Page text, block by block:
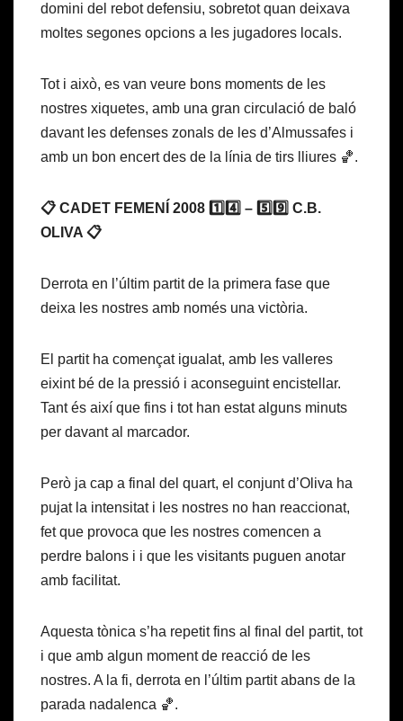
domini del rebot defensiu, sobretot quan deixava
moltes segones opcions a les jugadores locals.
Tot i això, es van veure bons moments de les
nostres xiquetes, amb una gran circulació de baló
davant les defenses zonals de les d’Almussafes i
amb un bon encert des de la línia de tirs lliures 🏀.
📋 CADET FEMENÍ 2008 1️⃣4️⃣ – 5️⃣9️⃣ C.B.
OLIVA 📋
Derrota en l’últim partit de la primera fase que
deixa les nostres amb només una victòria.
El partit ha començat igualat, amb les valleres
eixint bé de la pressió i aconseguint encistellar.
Tant és així que fins i tot han estat alguns minuts
per davant al marcador.
Però ja cap a final del quart, el conjunt d’Oliva ha
pujat la intensitat i les nostres no han reaccionat,
fet que provoca que les nostres comencen a
perdre balons i i que les visitants puguen anotar
amb facilitat.
Aquesta tònica s’ha repetit fins al final del partit, tot
i que amb algun moment de reacció de les
nostres. A la fi, derrota en l’últim partit abans de la
parada nadalenca 🏀.